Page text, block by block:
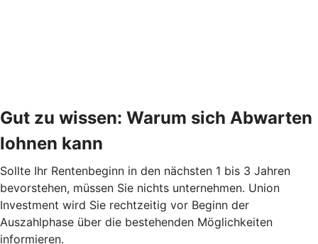
Gut zu wissen: Warum sich Abwarten
lohnen kann
Sollte Ihr Rentenbeginn in den nächsten 1 bis 3 Jahren
bevorstehen, müssen Sie nichts unternehmen. Union
Investment wird Sie rechtzeitig vor Beginn der
Auszahlphase über die bestehenden Möglichkeiten
informieren.